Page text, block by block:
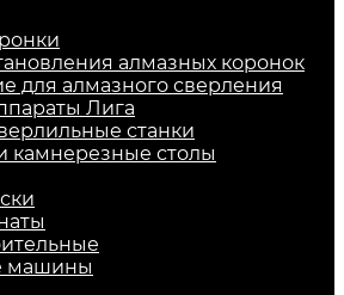
алмазных коронок
для алмазного сверления
Лига
станки
камнерезные столы
машины